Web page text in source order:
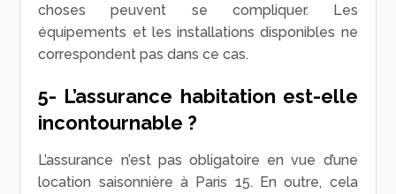
choses peuvent se compliquer. Les
équipements et les installations disponibles ne
correspondent pas dans ce cas.
5- L’assurance habitation est-elle
incontournable ?
L’assurance n’est pas obligatoire en vue d’une
location saisonnière à Paris 15. En outre, cela